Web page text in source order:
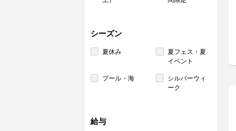
シーズン
夏休み
夏フェス・夏
イベント
プール・海
シルバーウィ
ーク
給与